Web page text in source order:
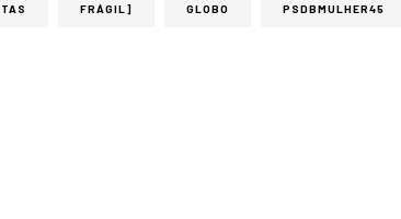
FRÁGIL] GLOBO PSDBMULHER45